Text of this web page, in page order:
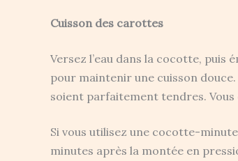
Cuisson des carottes
Versez l’eau dans la cocotte, puis
pour maintenir une cuisson
soient parfaitement tendres. Vous
Si vous utilisez une cocotte-
minutes après la montée en